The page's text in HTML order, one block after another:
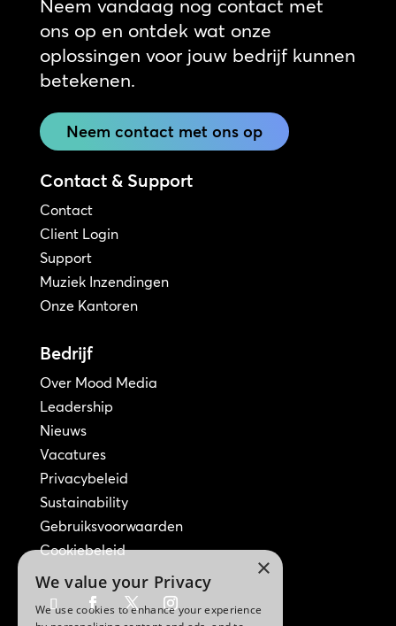
Neem vandaag nog contact met
ons op en ontdek wat onze
oplossingen voor jouw bedrijf kunnen
betekenen.
Neem contact met ons op
Contact & Support
Contact
Client Login
Support
Muziek Inzendingen
Onze Kantoren
Bedrijf
Over Mood Media
Leadership
Nieuws
Vacatures
Privacybeleid
Sustainability
Gebruiksvoorwaarden
Cookiebeleid
×
We value your Privacy
We use cookies to enhance your experience